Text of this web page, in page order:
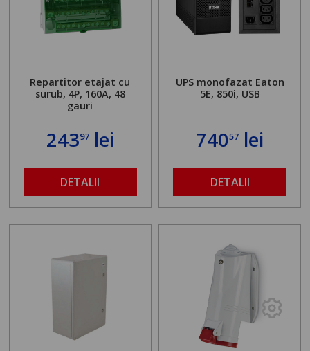
Repartitor etajat cu
surub, 4P, 160A, 48
gauri
24397lei
DETALII
UPS monofazat Eaton
5E, 850i, USB
74057 lei
DETALII